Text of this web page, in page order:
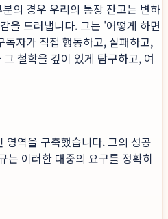
의 경우 우리의 통장 잔고는 변하
을 드러냅니다. 그는 '어떻게 하면
자가 직접 행동하고, 실패하고,
그 철학을 깊이 있게 탐구하고, 여
영역을 구축했습니다. 그의 성공
는 이러한 대중의 요구를 정확히